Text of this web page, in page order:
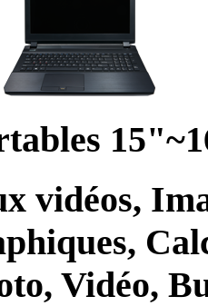
vidéos,
Vidéo,